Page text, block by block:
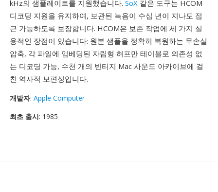
kHz의 샘플레이트를 지원했습니다. SoX 같은 도구는 HCOM
디코딩 지원을 유지하여, 보관된 녹음이 수십 년이 지나도 접
근 가능하도록 보장합니다. HCOM은 보존 작업에 세 가지 실
용적인 장점이 있습니다: 원본 샘플을 정확히 복원하는 무손실
압축, 각 파일에 임베딩된 자립형 허프만 테이블로 의존성 없
는 디코딩 가능, 수천 개의 빈티지 Mac 사운드 아카이브에 걸
친 역사적 보편성입니다.
개발자: Apple Computer
최초 출시: 1985